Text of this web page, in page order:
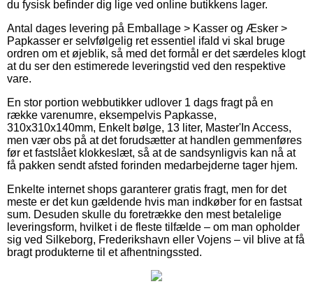
du fysisk befinder dig lige ved online butikkens lager.
Antal dages levering på Emballage > Kasser og Æsker >
Papkasser er selvfølgelig ret essentiel ifald vi skal bruge
ordren om et øjeblik, så med det formål er det særdeles klogt
at du ser den estimerede leveringstid ved den respektive
vare.
En stor portion webbutikker udlover 1 dags fragt på en
række varenumre, eksempelvis Papkasse,
310x310x140mm, Enkelt bølge, 13 liter, Master'In Access,
men vær obs på at det forudsætter at handlen gemmenføres
før et fastslået klokkeslæt, så at de sandsynligvis kan nå at
få pakken sendt afsted forinden medarbejderne tager hjem.
Enkelte internet shops garanterer gratis fragt, men for det
meste er det kun gældende hvis man indkøber for en fastsat
sum. Desuden skulle du foretrække den mest betalelige
leveringsform, hvilket i de fleste tilfælde – om man opholder
sig ved Silkeborg, Frederikshavn eller Vojens – vil blive at få
bragt produkterne til et afhentningssted.